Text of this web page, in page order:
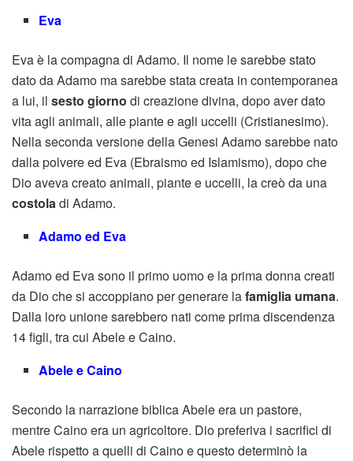
Eva
Eva è la compagna di Adamo. Il nome le sarebbe stato
dato da Adamo ma sarebbe stata creata in contemporanea
a lui, il sesto giorno di creazione divina, dopo aver dato
vita agli animali, alle piante e agli uccelli (Cristianesimo).
Nella seconda versione della Genesi Adamo sarebbe nato
dalla polvere ed Eva (Ebraismo ed Islamismo), dopo che
Dio aveva creato animali, piante e uccelli, la creò da una
costoladi Adamo.
Adamo ed Eva
Adamo ed Eva sono il primo uomo e la prima donna creati
da Dio che si accoppiano per generare lafamiglia umana.
Dalla loro unione sarebbero nati come prima discendenza
14 figli, tra cui Abele e Caino.
Abele e Caino
Secondo la narrazione biblica Abele era un pastore,
mentre Caino era un agricoltore. Dio preferiva i sacrifici di
Abele rispetto a quelli di Caino e questo determinò la